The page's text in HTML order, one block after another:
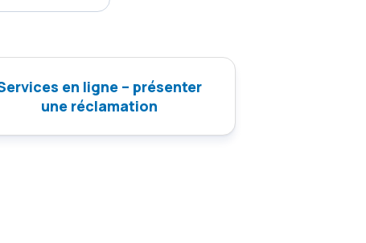
en ligne – présenter
une réclamation